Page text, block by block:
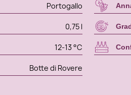
Portogallo
0,75 l
12-13 °C
Botte di Rovere